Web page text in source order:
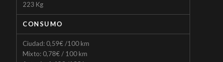
223 Kg
CONSUMO
Ciudad: 0,59€ /100 km
Mixto: 0,78€ / 100 km